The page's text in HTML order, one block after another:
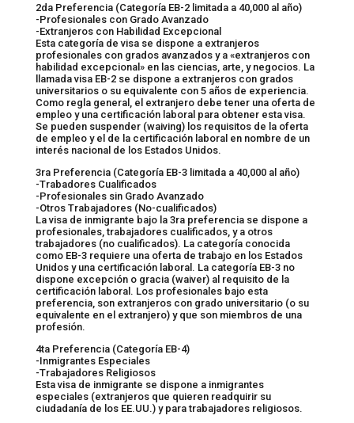
2da Preferencia (Categoría EB-2 limitada a 40,000 al año)
-Profesionales con Grado Avanzado
-Extranjeros con Habilidad Excepcional
Esta categoría de visa se dispone a extranjeros
profesionales con grados avanzados y a «extranjeros con
habilidad excepcional» en las ciencias, arte, y negocios. La
llamada visa EB-2 se dispone a extranjeros con grados
universitarios o su equivalente con 5 años de experiencia.
Como regla general, el extranjero debe tener una oferta de
empleo y una certificación laboral para obtener esta visa.
Se pueden suspender (waiving) los requisitos de la oferta
de empleo y el de la certificación laboral en nombre de un
interés nacional de los Estados Unidos.
3ra Preferencia (Categoría EB-3 limitada a 40,000 al año)
-Trabadores Cualificados
-Profesionales sin Grado Avanzado
-Otros Trabajadores (No-cualificados)
La visa de inmigrante bajo la 3ra preferencia se dispone a
profesionales, trabajadores cualificados, y a otros
trabajadores (no cualificados). La categoría conocida
como EB-3 requiere una oferta de trabajo en los Estados
Unidos y una certificación laboral. La categoría EB-3 no
dispone excepción o gracia (waiver) al requisito de la
certificación laboral. Los profesionales bajo esta
preferencia, son extranjeros con grado universitario (o su
equivalente en el extranjero) y que son miembros de una
profesión.
4ta Preferencia (Categoría EB-4)
-Inmigrantes Especiales
-Trabajadores Religiosos
Esta visa de inmigrante se dispone a inmigrantes
especiales (extranjeros que quieren readquirir su
ciudadanía de los EE.UU.) y para trabajadores religiosos.